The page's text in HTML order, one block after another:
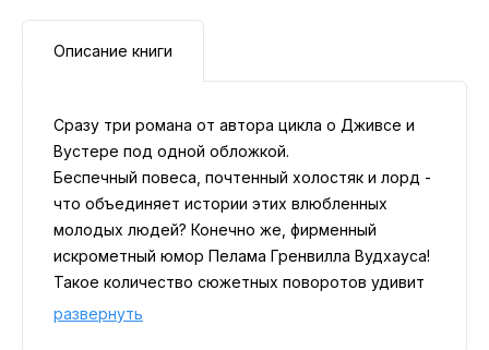
Описание книги
Сразу три романа от автора цикла о Дживсе и
Вустере под одной обложкой.
Беспечный повеса, почтенный холостяк и лорд -
что объединяет истории этих влюбленных
молодых людей? Конечно же, фирменный
искрометный юмор Пелама Гренвилла Вудхауса!
Такое количество сюжетных поворотов удивит
даже давних поклонников его творчества.
развернуть